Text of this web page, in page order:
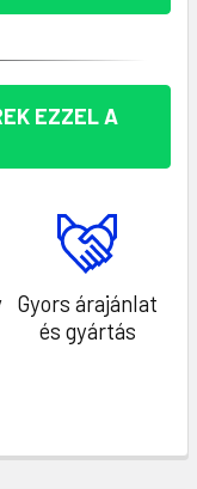
EZZEL A
Gyors árajánlat
és gyártás